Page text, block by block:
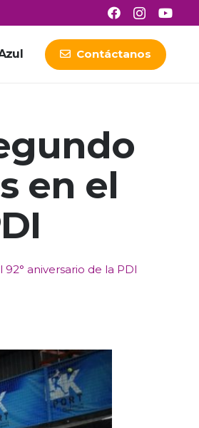
Contáctanos
en el
aniversario de la PDI